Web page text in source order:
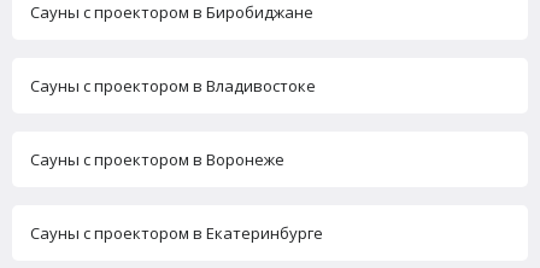
Сауны с проектором в Биробиджане
Сауны с проектором в Владивостоке
Сауны с проектором в Воронеже
Сауны с проектором в Екатеринбурге